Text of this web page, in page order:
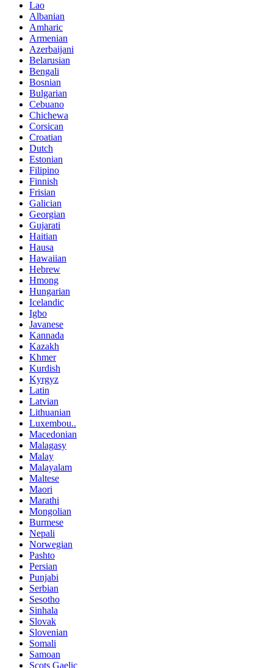
Lao
Albanian
Amharic
Armenian
Azerbaijani
Belarusian
Bengali
Bosnian
Bulgarian
Cebuano
Chichewa
Corsican
Croatian
Dutch
Estonian
Filipino
Finnish
Frisian
Galician
Georgian
Gujarati
Haitian
Hausa
Hawaiian
Hebrew
Hmong
Hungarian
Icelandic
Igbo
Javanese
Kannada
Kazakh
Khmer
Kurdish
Kyrgyz
Latin
Latvian
Lithuanian
Luxembou..
Macedonian
Malagasy
Malay
Malayalam
Maltese
Maori
Marathi
Mongolian
Burmese
Nepali
Norwegian
Pashto
Persian
Punjabi
Serbian
Sesotho
Sinhala
Slovak
Slovenian
Somali
Samoan
Scots Gaelic